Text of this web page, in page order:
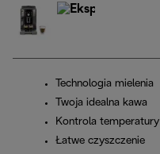
Technologia mielenia
Twoja idealna kawa
Kontrola temperatury
Łatwe czyszczenie